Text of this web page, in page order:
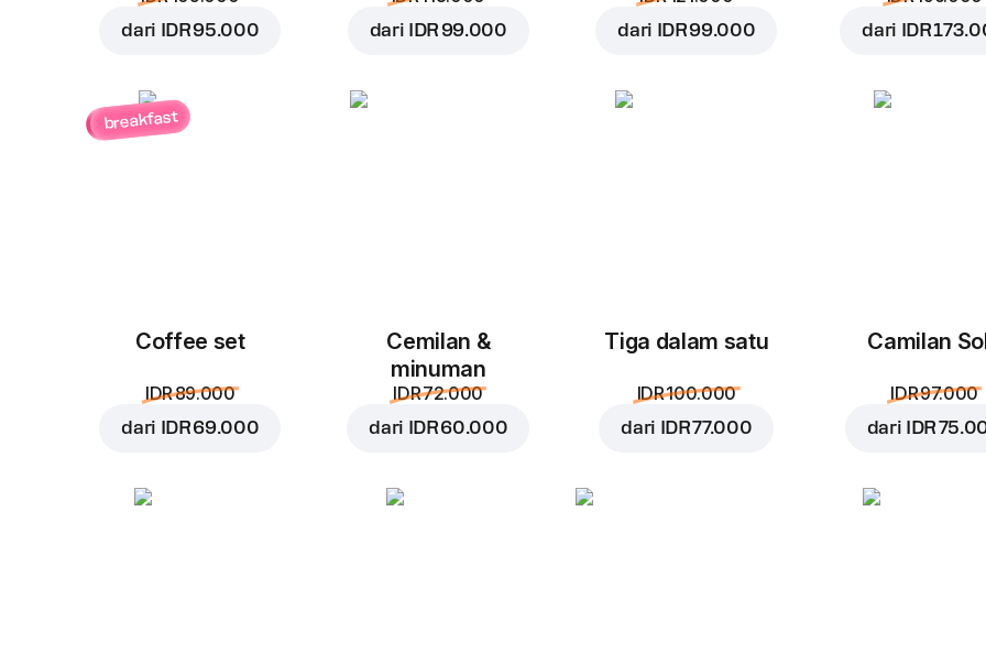
dari IDR 95.000 dari IDR 99.000 dari IDR 99.000 dari IDR
breakfast
Coffee set
IDR 89.000
dari IDR 69.000
Cemilan &
minuman
IDR 72.000
dari IDR 60.000
Tiga dalam satu
IDR 100.000
dari IDR 77.000
Camilan
IDR 97.000
dari IDR